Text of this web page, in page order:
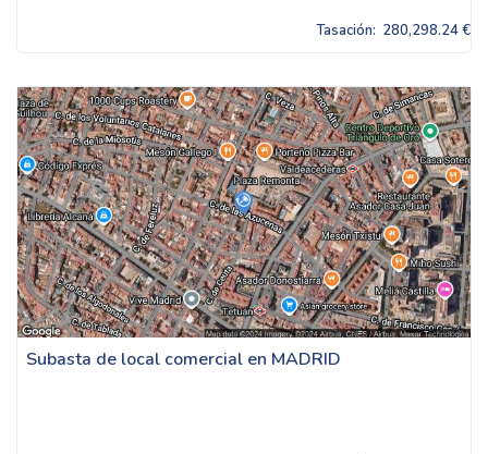
Tasación: 280,298.24 €
Subasta de local comercial en MADRID